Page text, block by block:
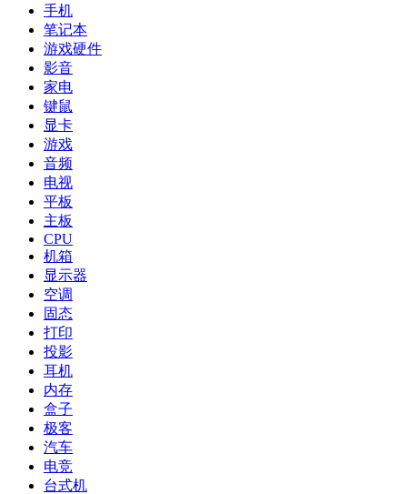
手机
笔记本
游戏硬件
影音
家电
键鼠
显卡
游戏
音频
电视
平板
主板
CPU
机箱
显示器
空调
固态
打印
投影
耳机
内存
盒子
极客
汽车
电竞
台式机